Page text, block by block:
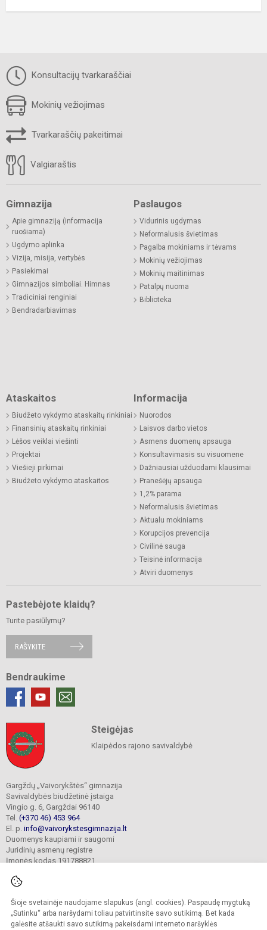
Šioje svetainėje naudojame slapukus (angl. cookies). Paspaudę mygtuką
„Sutinku“ arba naršydami toliau patvirtinsite savo sutikimą. Bet kada
galėsite atšaukti savo sutikimą pakeisdami interneto naršyklės
Konsultacijų tvarkaraščiai
Mokinių vežiojimas
Tvarkaraščių pakeitimai
Valgiaraštis
Gimnazija
Apie gimnaziją (informacija
ruošiama)
Ugdymo aplinka
Vizija, misija, vertybės
Pasiekimai
Gimnazijos simboliai. Himnas
Tradiciniai renginiai
Bendradarbiavimas
Paslaugos
Vidurinis ugdymas
Neformalusis švietimas
Pagalba mokiniams ir tėvams
Mokinių vežiojimas
Mokinių maitinimas
Patalpų nuoma
Biblioteka
Ataskaitos
Biudžeto vykdymo ataskaitų rinkiniai
Finansinių ataskaitų rinkiniai
Lėšos veiklai viešinti
Projektai
Viešieji pirkimai
Biudžeto vykdymo ataskaitos
Informacija
Nuorodos
Laisvos darbo vietos
Asmens duomenų apsauga
Konsultavimasis su visuomene
Dažniausiai užduodami klausimai
Pranešėjų apsauga
1,2% parama
Neformalusis švietimas
Aktualu mokiniams
Korupcijos prevencija
Civilinė sauga
Teisinė informacija
Atviri duomenys
Pastebėjote klaidų?
Turite pasiūlymų?
RAŠYKITE
Bendraukime
Steigėjas
Klaipėdos rajono savivaldybė
Gargždų „Vaivorykštės“ gimnazija
Savivaldybės biudžetinė įstaiga
Vingio g. 6, Gargždai 96140
Tel. (+370 46) 453 964
El. p. info@vaivorykstesgimnazija.lt
Duomenys kaupiami ir saugomi
Juridinių asmenų registre
Įmonės kodas 191788821
© 2022. Gargždų „Vaivorykštės“ gimnazija. Visos teisės saugomos.
Kopijuoti turinį be raštiško gimnazijos sutikimo griežtai draudžiama.